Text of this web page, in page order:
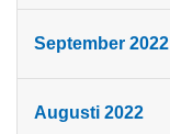
September 2022
Augusti 2022